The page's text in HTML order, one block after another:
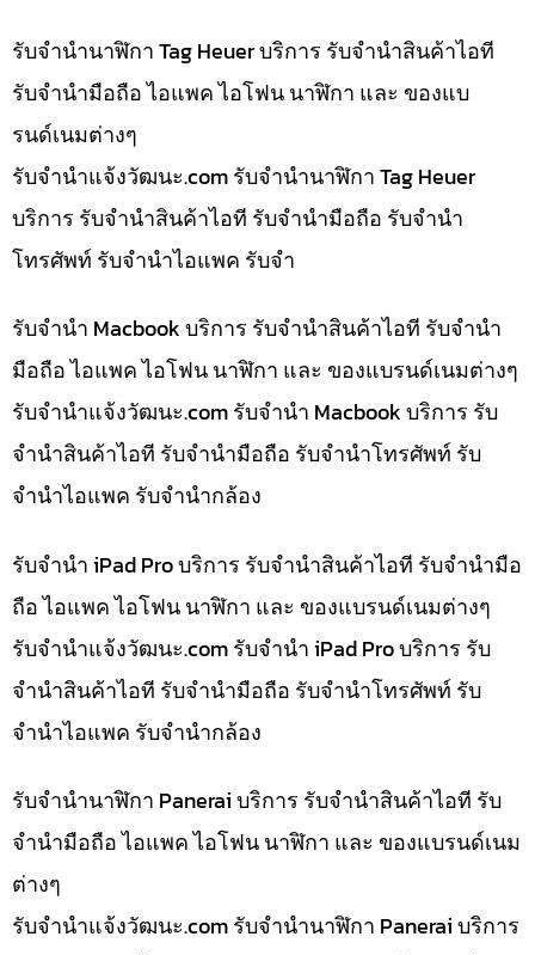
รับจำนำนาฬิกา Tag Heuer บริการ รับจำนำสินค้าไอที
รับจำนำมือถือ ไอแพค ไอโฟน นาฬิกา และ ของแบ
รนด์เนมต่างๆ
รับจํานําแจ้งวัฒนะ.com รับจำนำนาฬิกา Tag Heuer
บริการ รับจำนำสินค้าไอที รับจำนำมือถือ รับจำนำ
โทรศัพท์ รับจำนำไอแพค รับจำ
รับจำนำ Macbook บริการ รับจำนำสินค้าไอที รับจำนำ
มือถือ ไอแพค ไอโฟน นาฬิกา และ ของแบรนด์เนมต่างๆ
รับจํานําแจ้งวัฒนะ.com รับจำนำ Macbook บริการ รับ
จำนำสินค้าไอที รับจำนำมือถือ รับจำนำโทรศัพท์ รับ
จำนำไอแพค รับจำนำกล้อง
รับจำนำ iPad Pro บริการ รับจำนำสินค้าไอที รับจำนำมือ
ถือ ไอแพค ไอโฟน นาฬิกา และ ของแบรนด์เนมต่างๆ
รับจํานําแจ้งวัฒนะ.com รับจำนำ iPad Pro บริการ รับ
จำนำสินค้าไอที รับจำนำมือถือ รับจำนำโทรศัพท์ รับ
จำนำไอแพค รับจำนำกล้อง
รับจำนำนาฬิกา Panerai บริการ รับจำนำสินค้าไอที รับ
จำนำมือถือ ไอแพค ไอโฟน นาฬิกา และ ของแบรนด์เนม
ต่างๆ
รับจํานําแจ้งวัฒนะ.com รับจำนำนาฬิกา Panerai บริการ